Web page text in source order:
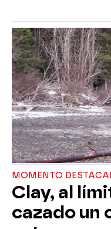
MOMENTO
Clay, al
cazado un